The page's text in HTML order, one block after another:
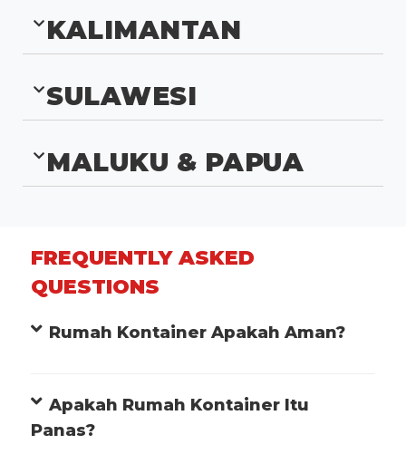
KALIMANTAN
SULAWESI
MALUKU & PAPUA
FREQUENTLY ASKED
QUESTIONS
Rumah Kontainer Apakah Aman?
Apakah Rumah Kontainer Itu
Panas?